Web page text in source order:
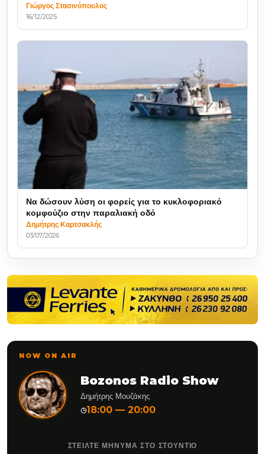
Γιώργος Στασινόπουλος
16/12/2025
Να δώσουν λύση οι φορείς για το κυκλοφοριακό
κομφούζιο στην παραλιακή οδό
Δημήτρης Καρτσακλής
03/07/2026
NOW ON AIR
Bozonos Radio Show
Δημήτρης Μουζάκης
◷18:00 — 20:00
ΣΤΕΙΛΤΕ ΜΗΝΥΜΑ ΣΤΟ ΣΤΟΥΝΤΙΟ